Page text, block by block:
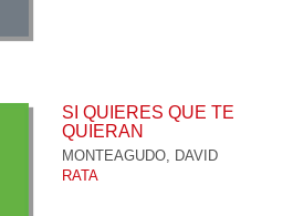
SI QUIERES QUE TE
QUIERAN
MONTEAGUDO, DAVID
RATA